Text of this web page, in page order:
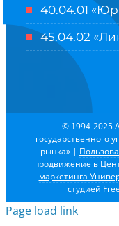
40.04.01
45.04.02
© 1994-2025
государственного
рынка» |
продвижение в
маркетинга
студией
Page load link